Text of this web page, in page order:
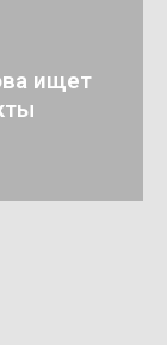
ищет